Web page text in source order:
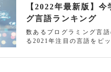
【2022年最新版】
グ言語ランキング
数あるプログラミング言
る2021年注目の言語をピ
って参考になると思いま